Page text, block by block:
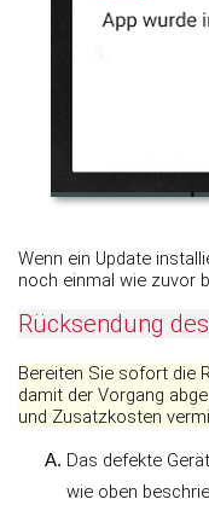
Wenn ein Update
noch einmal wie zuvor
Rücksendung
Bereiten Sie sofort die
damit der Vorgang
und Zusatzkosten
Das defekte
wie oben